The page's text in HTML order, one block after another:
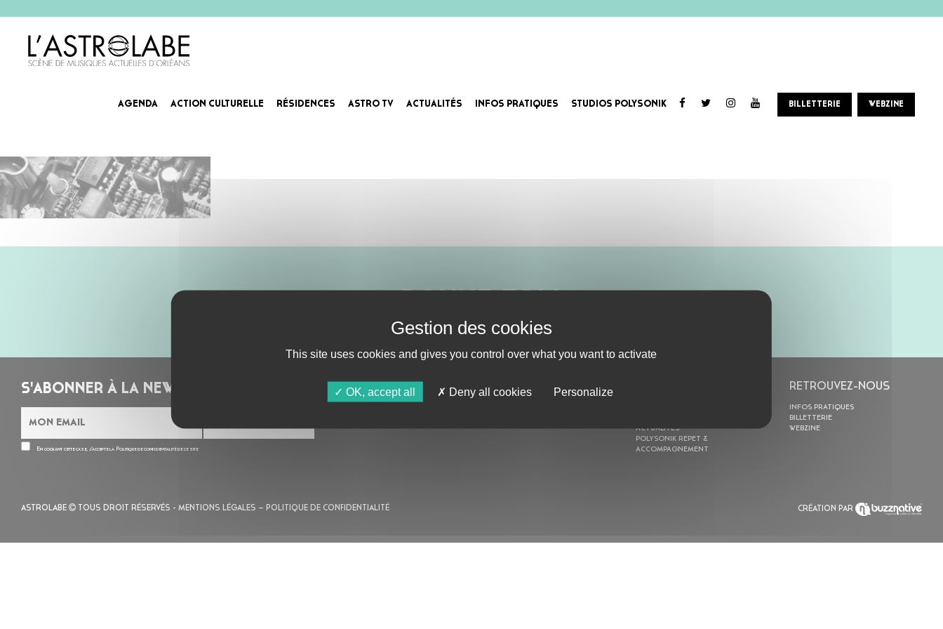
AGENDA ACTION CULTURELLE RÉSIDENCES ASTRO TV ACTUALITÉS INFOS PRATIQUES STUDIOS POLYSONIK BILLETTERIE WEBZINE
S'ABONNER À LA NEWSLETTER
En cochant cette case, j’accepte la Politique de confidentialitéde ce site
AU PROGRAMME
ACTUALITÉS
POLYSONIK REPET &
ACCOMPAGNEMENT
RETROUVEZ-NOUS
INFOS PRATIQUES
BILLETTERIE
WEBZINE
ASTROLABE TOUS DROIT RÉSERVÉS - MENTIONS LÉGALES – POLITIQUE DE CONFIDENTIALITÉ CRÉATION PAR
This site uses cookies and gives you control over what you want to activate
OK, accept all Deny all cookies Personalize